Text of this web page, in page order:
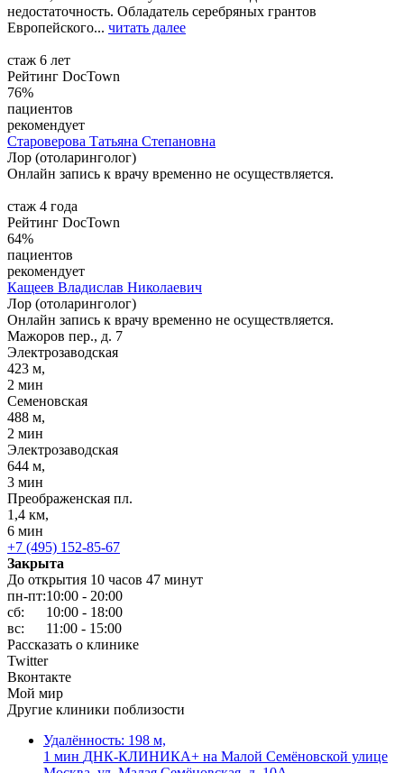
недостаточность. Обладатель серебряных грантов
Европейского... читать далее
стаж 6 лет
Рейтинг DocTown
76%
пациентов
рекомендует
Староверова Татьяна Степановна
Лор (отоларинголог)
Онлайн запись к врачу временно не осуществляется.
стаж 4 года
Рейтинг DocTown
64%
пациентов
рекомендует
Кащеев Владислав Николаевич
Лор (отоларинголог)
Онлайн запись к врачу временно не осуществляется.
Мажоров пер., д. 7
Электрозаводская
423 м,
2 мин
Семеновская
488 м,
2 мин
Электрозаводская
644 м,
3 мин
Преображенская пл.
1,4 км,
6 мин
+7 (495) 152-85-67
Закрыта
До открытия 10 часов 47 минут
пн-пт:10:00 - 20:00
сб:
10:00 - 18:00
вс:
11:00 - 15:00
Рассказать о клинике
Twitter
Вконтакте
Мой мир
Другие клиники поблизости
Удалённость: 198 м,
1 мин ДНК-КЛИНИКА+ на Малой Семёновской улице